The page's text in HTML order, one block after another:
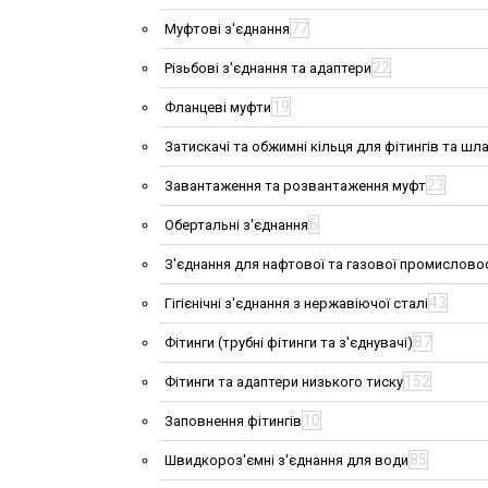
Муфтові з'єднання 77
Різьбові з'єднання та адаптери 22
Фланцеві муфти 19
Затискачі та обжимні кільця для фітингів та
Завантаження та розвантаження муфт23
Обертальні з'єднання 6
З'єднання для нафтової та газової
Гігієнічні з'єднання з нержавіючої сталі43
Фітинги (трубні фітинги та з'єднувачі) 87
Фітинги та адаптери низького тиску 152
Заповнення фітингів 10
Швидкороз'ємні з'єднання для води 85